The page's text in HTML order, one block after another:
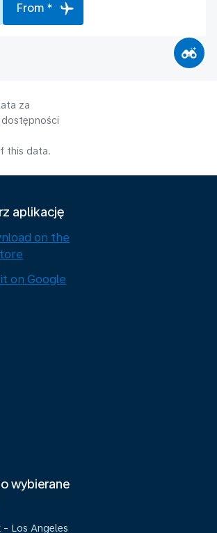
From *
za
this data.
aplikację
wybierane
- Los Angeles